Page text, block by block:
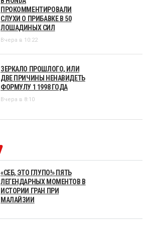
ПРОКОММЕНТИРОВАЛИ
СЛУХИ О ПРИБАВКЕ В 50
ЛОШАДИНЫХ СИЛ
Вчера в 10:22
ЗЕРКАЛО ПРОШЛОГО, ИЛИ
ДВЕ ПРИЧИНЫ НЕНАВИДЕТЬ
ФОРМУЛУ 1 1998 ГОДА
Вчера в 8:10
«СЕБ, ЭТО ГЛУПО!» ПЯТЬ
ЛЕГЕНДАРНЫХ МОМЕНТОВ В
ИСТОРИИ ГРАН ПРИ
МАЛАЙЗИИ